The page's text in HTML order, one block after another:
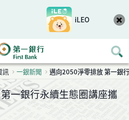
iLEO
訊 一銀新聞 邁向2050淨零排放 第一銀
一銀行永續生態圈講座攜